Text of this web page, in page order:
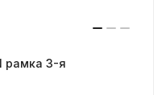
рамка 3-я